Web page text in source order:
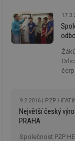
v
9.2.2016 PZP
Největší český
PRAHA
Společnost PZP